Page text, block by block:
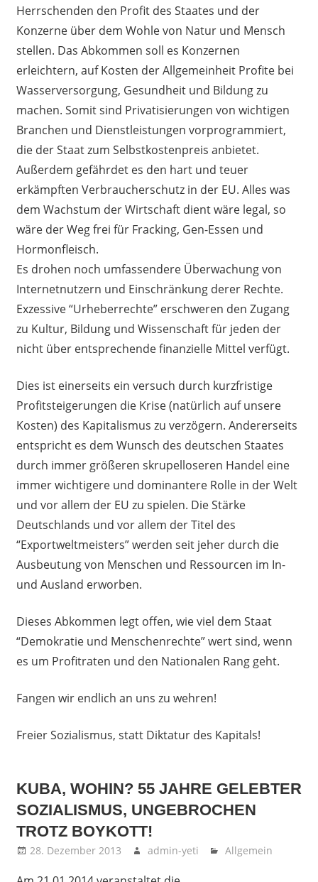
Herrschenden den Profit des Staates und der
Konzerne über dem Wohle von Natur und Mensch
stellen. Das Abkommen soll es Konzernen
erleichtern, auf Kosten der Allgemeinheit Profite bei
Wasserversorgung, Gesundheit und Bildung zu
machen. Somit sind Privatisierungen von wichtigen
Branchen und Dienstleistungen vorprogrammiert,
die der Staat zum Selbstkostenpreis anbietet.
Außerdem gefährdet es den hart und teuer
erkämpften Verbraucherschutz in der EU. Alles was
dem Wachstum der Wirtschaft dient wäre legal, so
wäre der Weg frei für Fracking, Gen-Essen und
Hormonfleisch.
Es drohen noch umfassendere Überwachung von
Internetnutzern und Einschränkung derer Rechte.
Exzessive “Urheberrechte” erschweren den Zugang
zu Kultur, Bildung und Wissenschaft für jeden der
nicht über entsprechende finanzielle Mittel verfügt.
Dies ist einerseits ein versuch durch kurzfristige
Profitsteigerungen die Krise (natürlich auf unsere
Kosten) des Kapitalismus zu verzögern. Andererseits
entspricht es dem Wunsch des deutschen Staates
durch immer größeren skrupelloseren Handel eine
immer wichtigere und dominantere Rolle in der Welt
und vor allem der EU zu spielen. Die Stärke
Deutschlands und vor allem der Titel des
“Exportweltmeisters” werden seit jeher durch die
Ausbeutung von Menschen und Ressourcen im In-
und Ausland erworben.
Dieses Abkommen legt offen, wie viel dem Staat
“Demokratie und Menschenrechte” wert sind, wenn
es um Profitraten und den Nationalen Rang geht.
Fangen wir endlich an uns zu wehren!
Freier Sozialismus, statt Diktatur des Kapitals!
KUBA, WOHIN? 55 JAHRE GELEBTER
SOZIALISMUS, UNGEBROCHEN
TROTZ BOYKOTT!
28. Dezember 2013 admin-yeti Allgemein